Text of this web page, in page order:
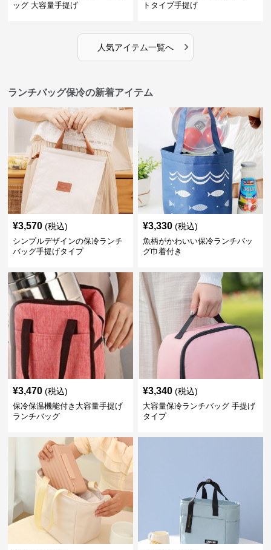
ッグ 大容量手提げ
トタイプ手提げ
人気アイテム一覧へ ›
ランチバッグ保冷の新着アイテム
¥3,570 (税込)
シンプルデザインの保冷ランチ
バッグ手提げタイプ
¥3,330 (税込)
魚柄がかわいい保冷ランチバッ
グ巾着付き
¥3,470 (税込)
保冷保温機能付き大容量手提げ
ランチバッグ
¥3,340 (税込)
大容量保冷ランチバッグ 手提げ
タイプ